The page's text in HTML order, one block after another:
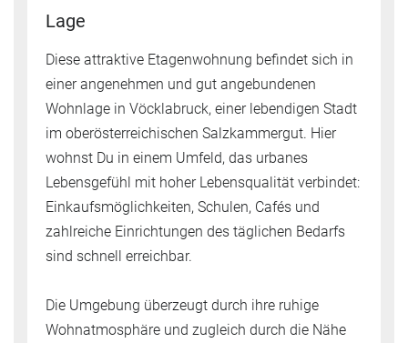
Lage
Diese attraktive Etagenwohnung befindet sich in
einer angenehmen und gut angebundenen
Wohnlage in Vöcklabruck, einer lebendigen Stadt
im oberösterreichischen Salzkammergut. Hier
wohnst Du in einem Umfeld, das urbanes
Lebensgefühl mit hoher Lebensqualität verbindet:
Einkaufsmöglichkeiten, Schulen, Cafés und
zahlreiche Einrichtungen des täglichen Bedarfs
sind schnell erreichbar.
Die Umgebung überzeugt durch ihre ruhige
Wohnatmosphäre und zugleich durch die Nähe